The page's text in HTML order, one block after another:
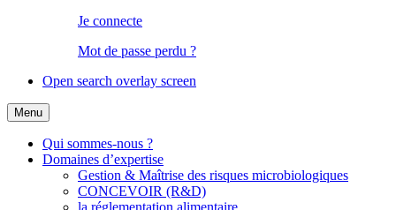
Je connecte
Mot de passe perdu ?
Open search overlay screen
Menu
Qui sommes-nous ?
Domaines d’expertise
Gestion & Maîtrise des risques microbiologiques
CONCEVOIR (R&D)